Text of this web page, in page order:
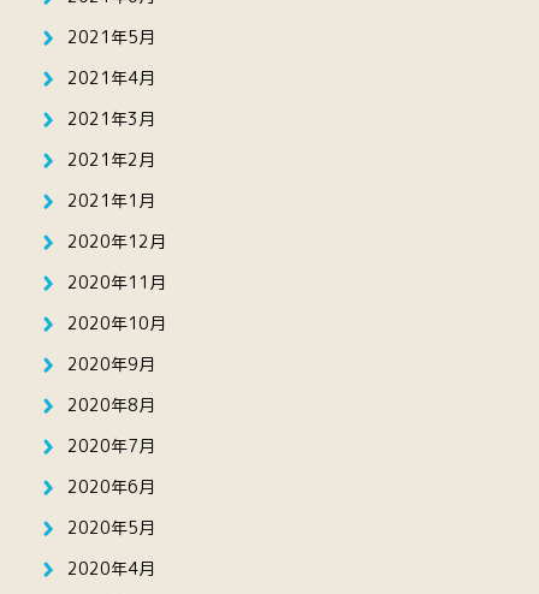
2021年5月
2021年4月
2021年3月
2021年2月
2021年1月
2020年12月
2020年11月
2020年10月
2020年9月
2020年8月
2020年7月
2020年6月
2020年5月
2020年4月